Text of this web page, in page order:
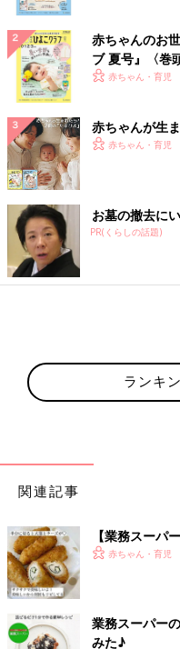
出典：Instagramアカウント「
menu__2019さんが「リピ
ーチキンスティック。骨な
心して食べられるのがうれ
ンのおかずが完成するので
す(^^)
赤ちゃんのお
ブ 夏号』〈巻
く！ おっぱい
赤ちゃん・育児
赤ちゃんが生
赤ちゃん・育児
お墓の撤去に
PR(くらしの話題)
ランキ
関連記事
【業務スーパ
赤ちゃん・育児
業務スーパー
みた♪